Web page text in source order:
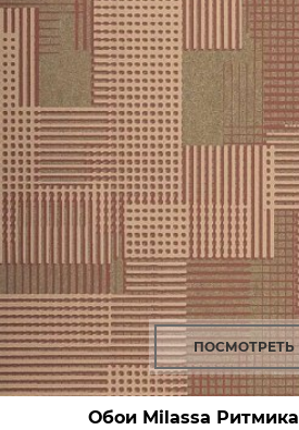
ПОСМОТРЕТЬ
Обои Milassa Ритмика